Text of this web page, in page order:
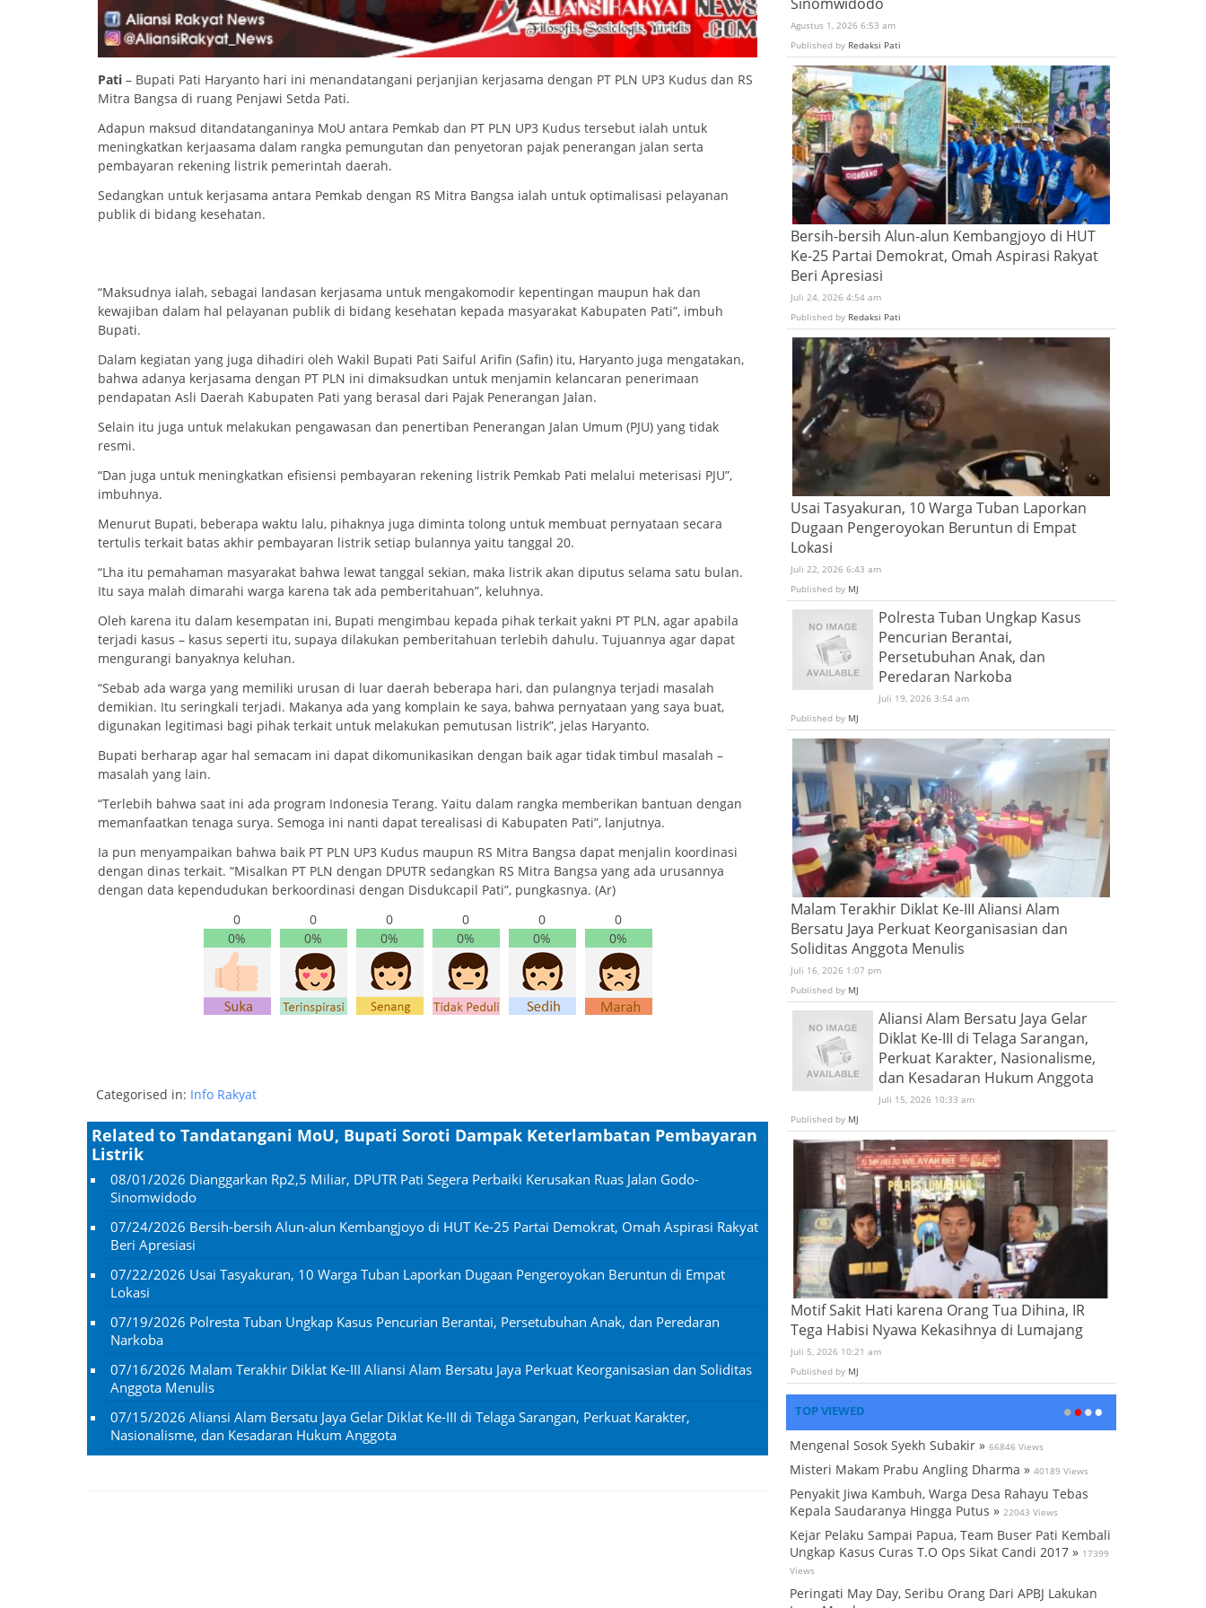
Pati – Bupati Pati Haryanto hari ini menandatangani perjanjian kerjasama dengan PT PLN UP3 Kudus dan RS
Mitra Bangsa di ruang Penjawi Setda Pati.
Adapun maksud ditandatanganinya MoU antara Pemkab dan PT PLN UP3 Kudus tersebut ialah untuk
meningkatkan kerjaasama dalam rangka pemungutan dan penyetoran pajak penerangan jalan serta
pembayaran rekening listrik pemerintah daerah.
Sedangkan untuk kerjasama antara Pemkab dengan RS Mitra Bangsa ialah untuk optimalisasi pelayanan
publik di bidang kesehatan.
“Maksudnya ialah, sebagai landasan kerjasama untuk mengakomodir kepentingan maupun hak dan
kewajiban dalam hal pelayanan publik di bidang kesehatan kepada masyarakat Kabupaten Pati”, imbuh
Bupati.
Dalam kegiatan yang juga dihadiri oleh Wakil Bupati Pati Saiful Arifin (Safin) itu, Haryanto juga mengatakan,
bahwa adanya kerjasama dengan PT PLN ini dimaksudkan untuk menjamin kelancaran penerimaan
pendapatan Asli Daerah Kabupaten Pati yang berasal dari Pajak Penerangan Jalan.
Selain itu juga untuk melakukan pengawasan dan penertiban Penerangan Jalan Umum (PJU) yang tidak
resmi.
“Dan juga untuk meningkatkan efisiensi pembayaran rekening listrik Pemkab Pati melalui meterisasi PJU”,
imbuhnya.
Menurut Bupati, beberapa waktu lalu, pihaknya juga diminta tolong untuk membuat pernyataan secara
tertulis terkait batas akhir pembayaran listrik setiap bulannya yaitu tanggal 20.
“Lha itu pemahaman masyarakat bahwa lewat tanggal sekian, maka listrik akan diputus selama satu bulan.
Itu saya malah dimarahi warga karena tak ada pemberitahuan”, keluhnya.
Oleh karena itu dalam kesempatan ini, Bupati mengimbau kepada pihak terkait yakni PT PLN, agar apabila
terjadi kasus – kasus seperti itu, supaya dilakukan pemberitahuan terlebih dahulu. Tujuannya agar dapat
mengurangi banyaknya keluhan.
“Sebab ada warga yang memiliki urusan di luar daerah beberapa hari, dan pulangnya terjadi masalah
demikian. Itu seringkali terjadi. Makanya ada yang komplain ke saya, bahwa pernyataan yang saya buat,
digunakan legitimasi bagi pihak terkait untuk melakukan pemutusan listrik”, jelas Haryanto.
Bupati berharap agar hal semacam ini dapat dikomunikasikan dengan baik agar tidak timbul masalah –
masalah yang lain.
“Terlebih bahwa saat ini ada program Indonesia Terang. Yaitu dalam rangka memberikan bantuan dengan
memanfaatkan tenaga surya. Semoga ini nanti dapat terealisasi di Kabupaten Pati”, lanjutnya.
Ia pun menyampaikan bahwa baik PT PLN UP3 Kudus maupun RS Mitra Bangsa dapat menjalin koordinasi
dengan dinas terkait. “Misalkan PT PLN dengan DPUTR sedangkan RS Mitra Bangsa yang ada urusannya
dengan data kependudukan berkoordinasi dengan Disdukcapil Pati”, pungkasnya. (Ar)
0
0%
0
0%
0
0%
0
0%
0
0%
0
0%
Categorised in: Info Rakyat
Related to Tandatangani MoU, Bupati Soroti Dampak Keterlambatan Pembayaran
Listrik
08/01/2026 Dianggarkan Rp2,5 Miliar, DPUTR Pati Segera Perbaiki Kerusakan Ruas Jalan Godo-
Sinomwidodo
07/24/2026 Bersih-bersih Alun-alun Kembangjoyo di HUT Ke-25 Partai Demokrat, Omah Aspirasi Rakyat
Beri Apresiasi
07/22/2026 Usai Tasyakuran, 10 Warga Tuban Laporkan Dugaan Pengeroyokan Beruntun di Empat
Lokasi
07/19/2026 Polresta Tuban Ungkap Kasus Pencurian Berantai, Persetubuhan Anak, dan Peredaran
Narkoba
07/16/2026 Malam Terakhir Diklat Ke-III Aliansi Alam Bersatu Jaya Perkuat Keorganisasian dan Soliditas
Anggota Menulis
07/15/2026 Aliansi Alam Bersatu Jaya Gelar Diklat Ke-III di Telaga Sarangan, Perkuat Karakter,
Nasionalisme, dan Kesadaran Hukum Anggota
Agustus 1, 2026 6:53 am
Published by Redaksi Pati
Bersih-bersih Alun-alun Kembangjoyo di HUT
Ke-25 Partai Demokrat, Omah Aspirasi Rakyat
Beri Apresiasi
Juli 24, 2026 4:54 am
Published by Redaksi Pati
Usai Tasyakuran, 10 Warga Tuban Laporkan
Dugaan Pengeroyokan Beruntun di Empat
Lokasi
Juli 22, 2026 6:43 am
Published by MJ
Polresta Tuban Ungkap Kasus
Pencurian Berantai,
Persetubuhan Anak, dan
Peredaran Narkoba
Juli 19, 2026 3:54 am
Published by MJ
Malam Terakhir Diklat Ke-III Aliansi Alam
Bersatu Jaya Perkuat Keorganisasian dan
Soliditas Anggota Menulis
Juli 16, 2026 1:07 pm
Published by MJ
Aliansi Alam Bersatu Jaya Gelar
Diklat Ke-III di Telaga Sarangan,
Perkuat Karakter, Nasionalisme,
dan Kesadaran Hukum Anggota
Juli 15, 2026 10:33 am
Published by MJ
Motif Sakit Hati karena Orang Tua Dihina, IR
Tega Habisi Nyawa Kekasihnya di Lumajang
Juli 5, 2026 10:21 am
Published by MJ
TOP VIEWED
Mengenal Sosok Syekh Subakir » 66846 Views
Misteri Makam Prabu Angling Dharma » 40189 Views
Penyakit Jiwa Kambuh, Warga Desa Rahayu Tebas
Kepala Saudaranya Hingga Putus » 22043 Views
Kejar Pelaku Sampai Papua, Team Buser Pati Kembali
Ungkap Kasus Curas T.O Ops Sikat Candi 2017 » 17399
Views
Peringati May Day, Seribu Orang Dari APBJ Lakukan